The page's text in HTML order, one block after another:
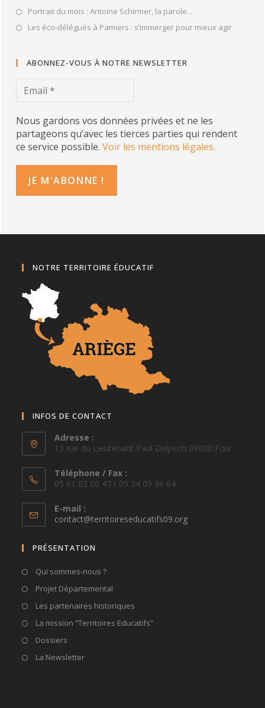
Portrait du mois : Antoine Schirmer, la parole...
Les éco-délégués à Pamiers : s’immerger pour mieux agir
ABONNEZ-VOUS À NOTRE NEWSLETTER
Nous gardons vos données privées et ne les
partageons qu’avec les tierces parties qui rendent
ce service possible.Voir les mentions légales.
NOTRE TERRITOIRE ÉDUCATIF
INFOS DE CONTACT
Adresse :
13 rue du Lieutenant Paul Delpech 09000 Foix
Téléphone / Fax :
05 61 02 06 47 / 05 34 09 36 64
E-mail :
contact@territoireseducatifs09.orgS’ouvre
PRÉSENTATION
Qui sommes-nous ?
Projet Départemental
Les partenaires historiques
La mission “Territoires Educatifs”
Dossiers
La Newsletter